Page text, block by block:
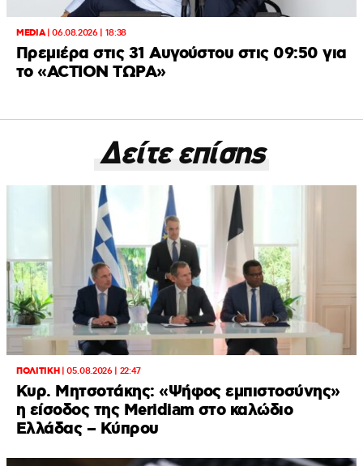
MEDIA|06.08.2026 | 18:38
Πρεμιέρα στις 31 Αυγούστου στις 09:50 για
το «ACTION ΤΩΡΑ»
Δείτε επίσης
ΠΟΛΙΤΙΚΗ|05.08.2026 | 22:47
Κυρ. Μητσοτάκης: «Ψήφος εμπιστοσύνης»
η είσοδος της Meridiam στο καλώδιο
Ελλάδας – Κύπρου